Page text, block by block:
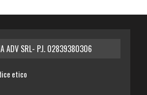
ADV SRL- P.I. 02839380306
etico